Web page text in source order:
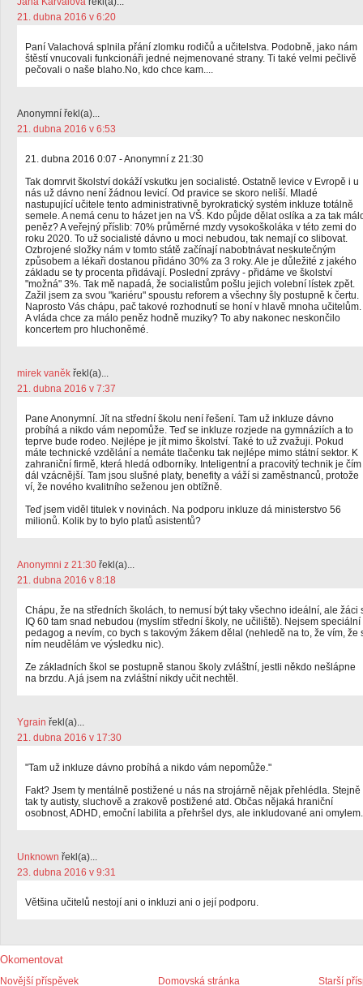
21. dubna 2016 v 6:20
Paní Valachová splnila přání zlomku rodičů a učitelstva. Podobně, jako nám
štěstí vnucovali funkcionáři jedné nejmenované strany. Ti také velmi pečlivě
pečovali o naše blaho.No, kdo chce kam....
Anonymní řekl(a)...
21. dubna 2016 v 6:53
21. dubna 2016 0:07 - Anonymní z 21:30
Tak domrvit školství dokáží vskutku jen socialisté. Ostatně levice v Evropě i u
nás už dávno není žádnou levicí. Od pravice se skoro neliší. Mladé
nastupující učitele tento administrativně byrokratický systém inkluze totálně
semele. A nemá cenu to házet jen na VŠ. Kdo půjde dělat oslíka a za tak
peněz? A veřejný příslib: 70% průměrné mzdy vysokoškoláka v této zemi do
roku 2020. To už socialisté dávno u moci nebudou, tak nemají co slibovat.
Ozbrojené složky nám v tomto státě začínají nabobtnávat neskutečným
způsobem a lékaři dostanou přidáno 30% za 3 roky. Ale je důležité z jakého
základu se ty procenta přidávají. Poslední zprávy - přidáme ve školství
"možná" 3%. Tak mě napadá, že socialistům pošlu jejich volební lístek zpět.
Zažil jsem za svou "kariéru" spoustu reforem a všechny šly postupně k čertu.
Naprosto Vás chápu, pač takové rozhodnutí se honí v hlavě mnoha učitelům.
A vláda chce za málo peněz hodně muziky? To aby nakonec neskončilo
koncertem pro hluchoněmé.
mirek vaněk řekl(a)...
21. dubna 2016 v 7:37
Pane Anonymní. Jít na střední školu není řešení. Tam už inkluze dávno
probíhá a nikdo vám nepomůže. Teď se inkluze rozjede na gymnáziích a to
teprve bude rodeo. Nejlépe je jít mimo školství. Také to už zvažuji. Pokud
máte technické vzdělání a nemáte tlačenku tak nejlépe mimo státní sektor. K
zahraniční firmě, která hledá odborníky. Inteligentní a pracovitý technik je čím
dál vzácnější. Tam jsou slušné platy, benefity a váží si zaměstnanců, protože
ví, že nového kvalitního seženou jen obtížně.
Teď jsem viděl titulek v novinách. Na podporu inkluze dá ministerstvo 56
milionů. Kolik by to bylo platů asistentů?
Anonymni z 21:30 řekl(a)...
21. dubna 2016 v 8:18
Chápu, že na středních školách, to nemusí být taky všechno ideální, ale žáci
IQ 60 tam snad nebudou (myslím střední školy, ne učiliště). Nejsem speciální
pedagog a nevím, co bych s takovým žákem dělal (nehledě na to, že vím, že
ním neudělám ve výsledku nic).
Ze základních škol se postupně stanou školy zvláštní, jestli někdo nešlápne
na brzdu. A já jsem na zvláštní nikdy učit nechtěl.
Ygrain řekl(a)...
21. dubna 2016 v 17:30
"Tam už inkluze dávno probíhá a nikdo vám nepomůže."
Fakt? Jsem ty mentálně postižené u nás na strojárně nějak přehlédla. Stejně
tak ty autisty, sluchově a zrakově postižené atd. Občas nějaká hraniční
osobnost, ADHD, emoční labilita a přehršel dys, ale inkludované ani omylem.
Unknown řekl(a)...
23. dubna 2016 v 9:31
Většina učitelů nestojí ani o inkluzi ani o její podporu.
Okomentovat
Novější příspěvek Starší
Domovská stránka